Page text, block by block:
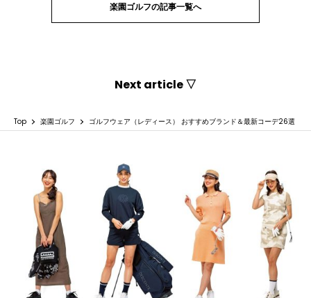
楽園ゴルフの記事一覧へ
Next article ▽
Top 楽園ゴルフ ゴルフウェア（レディース） おすすめブランド＆最新コーデ26選